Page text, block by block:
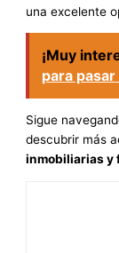
una excelente
¡Muy
para
Sigue
descubrir más
inmobiliarias y